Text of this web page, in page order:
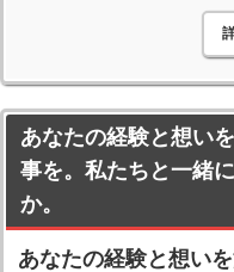
あなたの経験と想い
事を。私たちと一緒
か。
あなたの経験と想い